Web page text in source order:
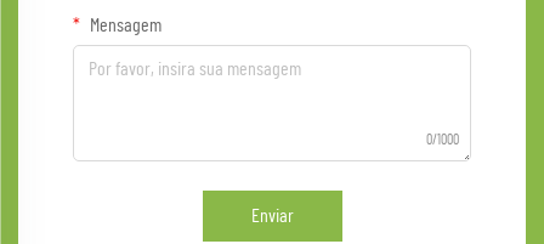
Mensagem
0/1000
Enviar